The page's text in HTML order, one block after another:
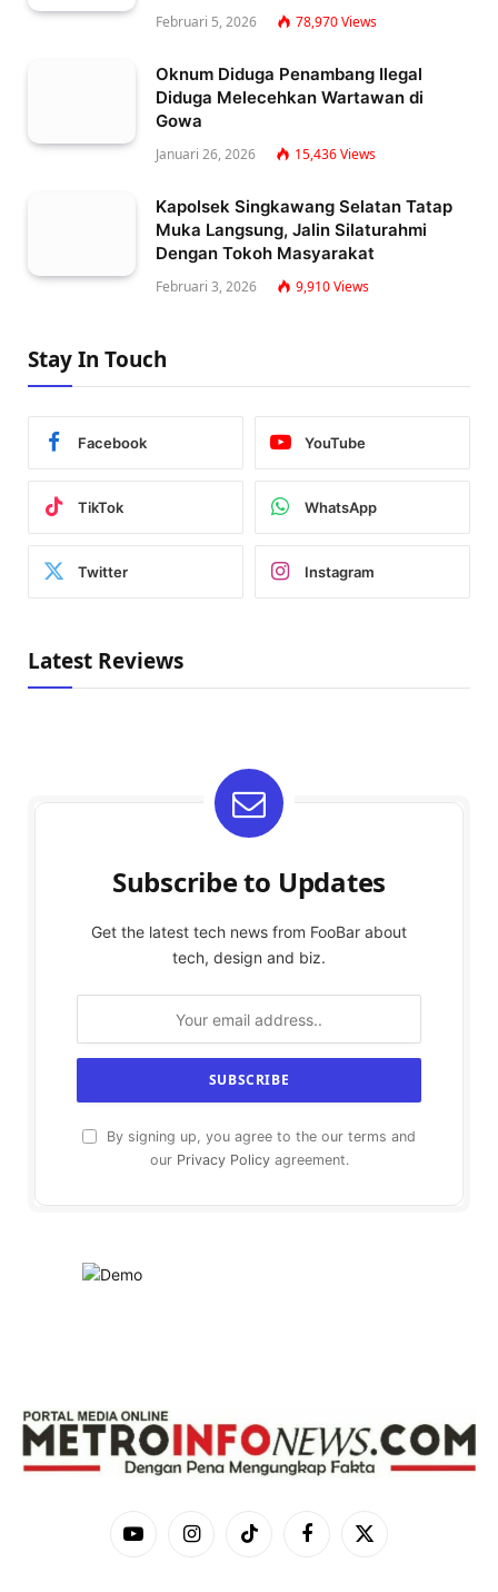
Februari 5, 2026 78,970Views
Oknum Diduga Penambang Ilegal
Diduga Melecehkan Wartawan di
Gowa
Januari 26, 2026 15,436Views
Kapolsek Singkawang Selatan Tatap
Muka Langsung, Jalin Silaturahmi
Dengan Tokoh Masyarakat
Februari 3, 2026 9,910Views
Stay In Touch
Facebook YouTube
TikTok WhatsApp
Twitter Instagram
Latest Reviews
Subscribe to Updates
Get the latest tech news from FooBar about
tech, design and biz.
By signing up, you agree to the our terms and
our Privacy Policyagreement.
YouTubeInstagramTikTok Facebook
X